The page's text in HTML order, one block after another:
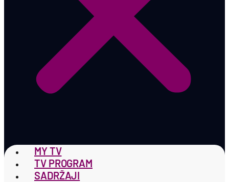
MY TV
TV PROGRAM
SADRŽAJI